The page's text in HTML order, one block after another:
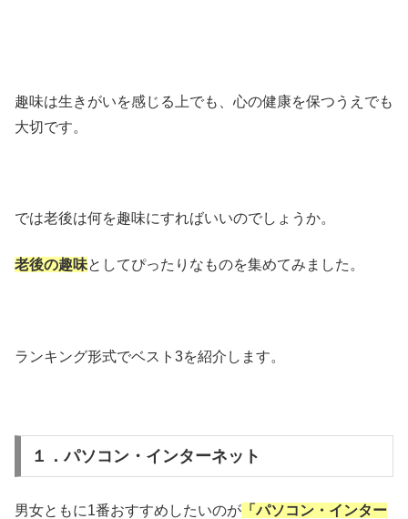
趣味は生きがいを感じる上でも、心の健康を保つうえでも
大切です。
では老後は何を趣味にすればいいのでしょうか。
老後の趣味としてぴったりなものを集めてみました。
ランキング形式でベスト3を紹介します。
１．パソコン・インターネット
男女ともに1番おすすめしたいのが 「パソコン・インター